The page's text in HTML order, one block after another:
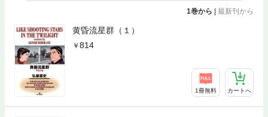
1巻から | 最新刊から
黄昏流星群（１）
814
1冊無料 カートへ